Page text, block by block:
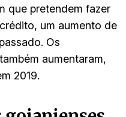
que pretendem fazer
um aumento de
Os
aumentaram,
2019.